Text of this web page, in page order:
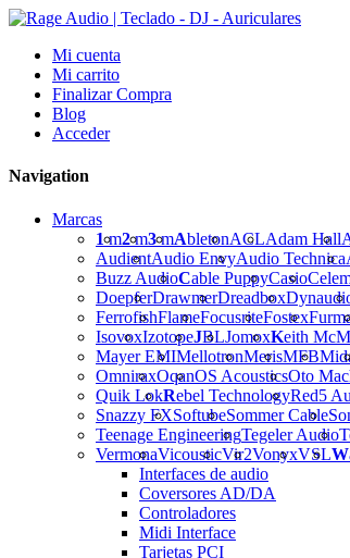
Mi cuenta
Mi carrito
Finalizar Compra
Blog
Acceder
Navigation
Marcas
1m2m3mAbletonACLAdam Hall
AudientAudio EnvyAudio Technica
Buzz AudioCable PuppyCasio
DoepferDrawmerDreadbox
FerrofishFlameFocusriteFostex
IsovoxIzotopeJBLJomoxKeith
Mayer EMIMellotronMerisMFB
OmniraxOqanOS AcousticsOto
Quik LokRebel TechnologyRed5
Snazzy FXSoftubeSommer Cable
Teenage EngineeringTegeler Audio
VermonaVicousticVir2VonyxVSLW
Interfaces de audio
Coversores AD/DA
Controladores
Midi Interface
Tarjetas PCI